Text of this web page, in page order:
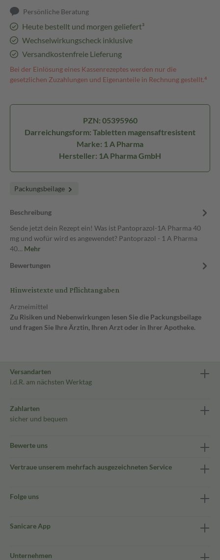
Persönliche Beratung
Heute bestellt und morgen geliefert³
Wechselwirkungscheck inklusive
Versandkostenfreie Lieferung
Bei der Einlösung eines Kassenrezeptes werden nur die
gesetzlichen Zuzahlungen und Eigenanteile in Rechnung gestellt.⁴
PZN: 05395960
Darreichungsform: Tabletten magensaftresistent
Marke: 1 A Pharma
Hersteller: 1A Pharma GmbH
Packungsbeilage
Beschreibung
Sende jetzt dein Rezept ein! Was ist Pantoprazol-1A Pharma 40
mg und wofür wird es angewendet? Pantoprazol - 1 A Pharma
40… Mehr
Bewertungen
Hinweistexte und Pflichtangaben
Arzneimittel
Zu Risiken und Nebenwirkungen lesen Sie die Packungsbeilage
und fragen Sie Ihre Ärztin, Ihren Arzt oder in Ihrer Apotheke.
Versandarten
i.d.R. am nächsten Werktag
Zahlarten
sicher und bequem
Bewerte uns
Vertraue unserem mehrfach ausgezeichneten Service
Folge uns
Sanicare App
Unternehmen